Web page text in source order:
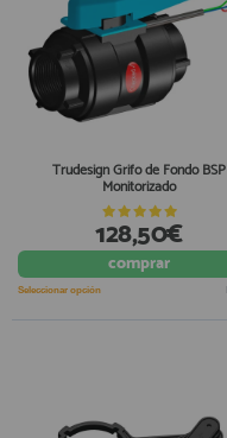
Trudesign Grifo de Fondo BSP
Monitorizado
128,50€
comprar
Seleccionar opción